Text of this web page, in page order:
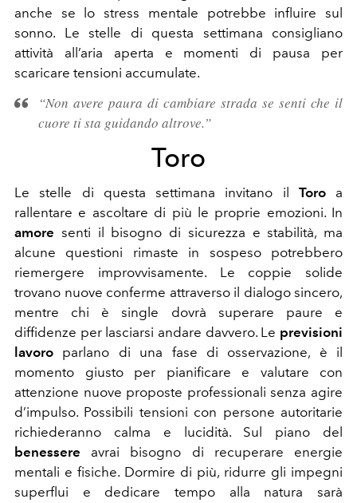
anche se lo stress mentale potrebbe influire sul
sonno. Le stelle di questa settimana consigliano
attività all’aria aperta e momenti di pausa per
scaricare tensioni accumulate.
“Non avere paura di cambiare strada se senti che il
cuore ti sta guidando altrove.”
Toro
Le stelle di questa settimana invitano il Toroa
rallentare e ascoltare di più le proprie emozioni. In
amore senti il bisogno di sicurezza e stabilità, ma
alcune questioni rimaste in sospeso potrebbero
riemergere improvvisamente. Le coppie solide
trovano nuove conferme attraverso il dialogo sincero,
mentre chi è single dovrà superare paure e
diffidenze per lasciarsi andare davvero. Le previsioni
lavoro parlano di una fase di osservazione, è il
momento giusto per pianificare e valutare con
attenzione nuove proposte professionali senza agire
d’impulso. Possibili tensioni con persone autoritarie
richiederanno calma e lucidità. Sul piano del
benessere avrai bisogno di recuperare energie
mentali e fisiche. Dormire di più, ridurre gli impegni
superflui e dedicare tempo alla natura sarà